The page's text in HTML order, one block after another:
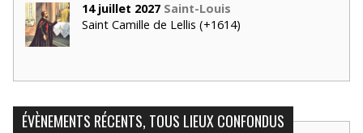
14 juillet 2027 Saint-Louis
Saint Camille de Lellis (+1614)
ÉVÈNEMENTS RÉCENTS, TOUS LIEUX CONFONDUS